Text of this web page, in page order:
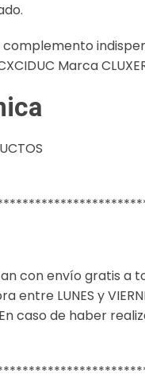
Marca
con envío gratis a
entre LUNES y
caso de haber